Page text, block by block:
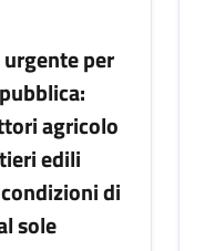
per
agricolo
edili
di
sole